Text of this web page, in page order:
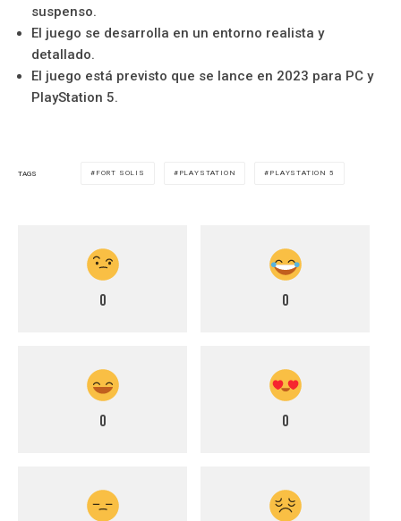
suspenso.
El juego se desarrolla en un entorno realista y
detallado.
El juego está previsto que se lance en 2023 para PC y
PlayStation 5.
TAGS FORT SOLIS PLAYSTATION PLAYSTATION 5
0 0
0 0